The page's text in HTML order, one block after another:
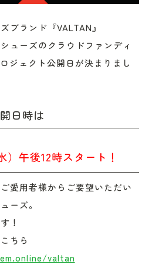
ブランド『VALTAN』
ューズのクラウドファンディ
ジェクト公開日が決まりまし
日時は
）午後12時スタート！
愛用者様からご要望いただい
ーズ。
！
ちら
valtan